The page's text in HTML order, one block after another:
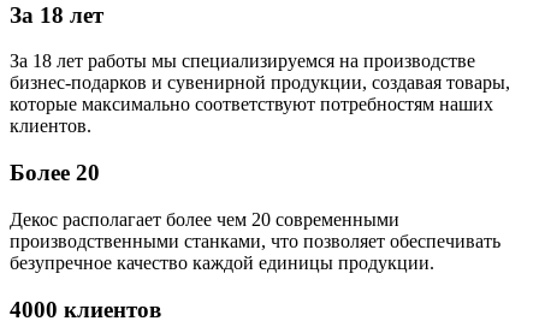
За 18 лет
За 18 лет работы мы специализируемся на производстве
бизнес-подарков и сувенирной продукции, создавая товары,
которые максимально соответствуют потребностям наших
клиентов.
Более 20
Декос располагает более чем 20 современными
производственными станками, что позволяет обеспечивать
безупречное качество каждой единицы продукции.
4000 клиентов